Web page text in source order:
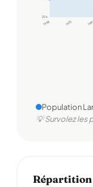
25 k
1968 1975
Population
💡 Survolez les
Répartition